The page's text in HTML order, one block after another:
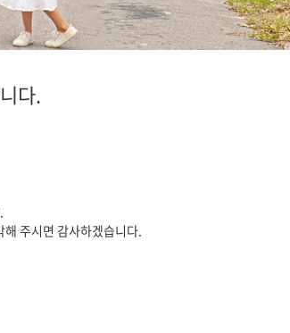
다.
주시면 감사하겠습니다.